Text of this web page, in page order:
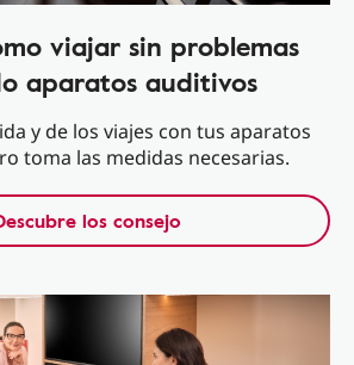
viajar sin problemas
aparatos auditivos
y de los viajes con tus aparatos
toma las medidas necesarias.
los consejo